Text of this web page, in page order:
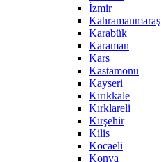
İzmir
Kahramanmaraş
Karabük
Karaman
Kars
Kastamonu
Kayseri
Kırıkkale
Kırklareli
Kırşehir
Kilis
Kocaeli
Konya